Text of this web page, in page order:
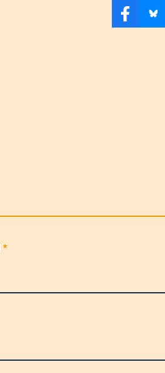
*